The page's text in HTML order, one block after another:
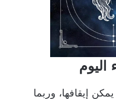
اليوم
إيقافها، وربما